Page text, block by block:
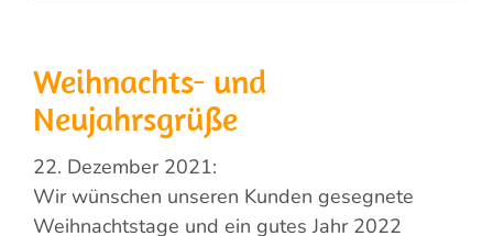
Weihnachts- und
Neujahrsgrüße
22. Dezember 2021:
Wir wünschen unseren Kunden gesegnete
Weihnachtstage und ein gutes Jahr 2022